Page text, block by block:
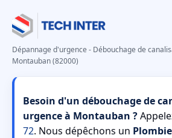
Dépannage d'urgence - Débouchage de
Montauban (82000)
Besoin d'un débouchage de
urgence à Montauban ?
72. Nous dépêchons un